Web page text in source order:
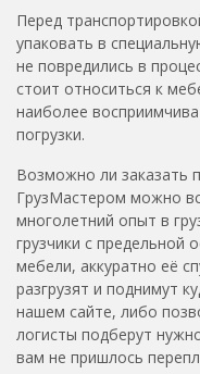
Перед
упаковать в
не повредились в
стоит относиться к
наиболее
погрузки.
Возможно ли заказать
ГрузМастером можно
многолетний опыт в
грузчики с предельной
мебели, аккуратно её
разгрузят и поднимут
нашем сайте, либо
логисты подберут
вам не пришлось